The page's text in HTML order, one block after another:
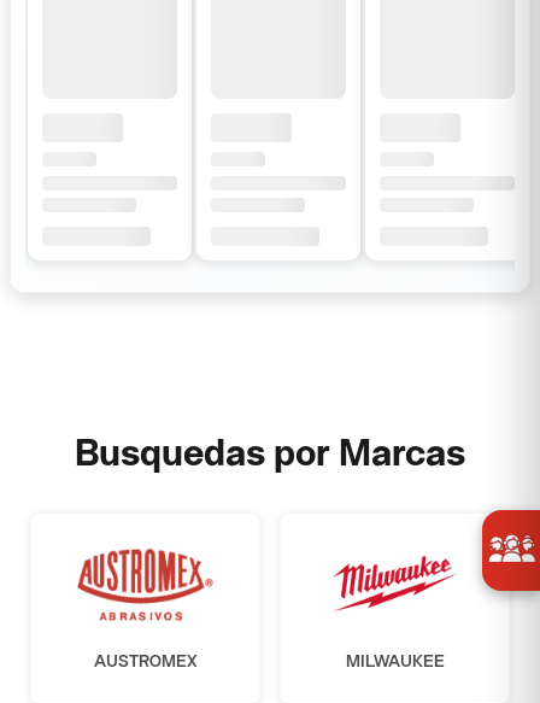
Busquedas por Marcas
AUSTROMEX MILWAUKEE